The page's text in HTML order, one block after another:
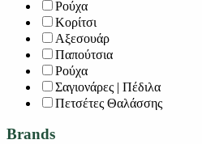
Ρούχα
Κορίτσι
Αξεσουάρ
Παπούτσια
Ρούχα
Σαγιονάρες | Πέδιλα
Πετσέτες Θαλάσσης
Brands